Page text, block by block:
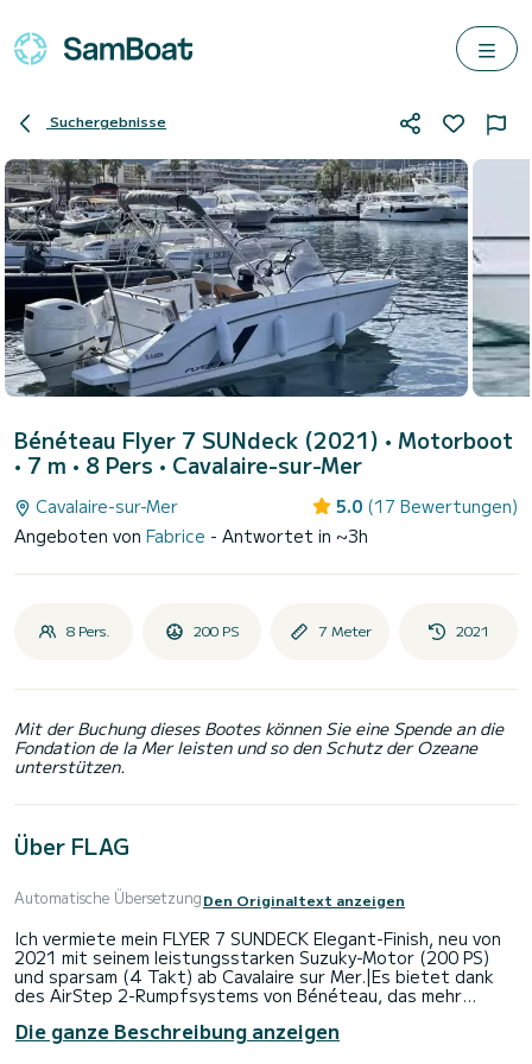
Suchergebnisse
Bénéteau Flyer 7 SUNdeck (2021) • Motorboot
• 7 m • 8 Pers • Cavalaire-sur-Mer
Cavalaire-sur-Mer 5.0 (17 Bewertungen)
Angeboten von Fabrice - Antwortet in ~3h
8 Pers. 200 PS 7 Meter 2021
Mit der Buchung dieses Bootes können Sie eine Spende an die
Fondation de la Mer leisten und so den Schutz der Ozeane
unterstützen.
Über FLAG
Automatische ÜbersetzungDen Originaltext anzeigen
Ich vermiete mein FLYER 7 SUNDECK Elegant-Finish, neu von
2021 mit seinem leistungsstarken Suzuky-Motor (200 PS)
und sparsam (4 Takt) ab Cavalaire sur Mer.|Es bietet dank
des AirStep 2-Rumpfsystems von Bénéteau, das mehr
(geringerer Verbrauch), eine hervorragende
Seetüchtigkeit.|Es ist sehr angenehm zu fahren dank seiner
Die ganze Beschreibung anzeigen